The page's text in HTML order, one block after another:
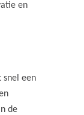
en
snel een
de